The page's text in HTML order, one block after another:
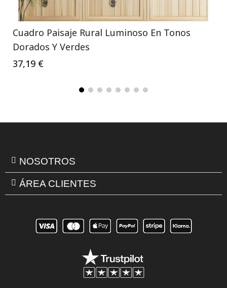
Cuadro Paisaje Rural Luminoso En Tonos
Dorados Y Verdes
37,19 €
NOSOTROS
ÁREA CLIENTES